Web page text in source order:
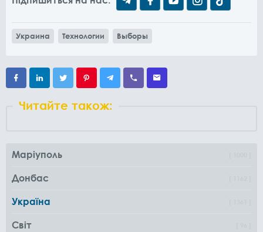
Украина Технологии Выборы
Читайте також:
Маріуполь
Донбас
Україна
Світ